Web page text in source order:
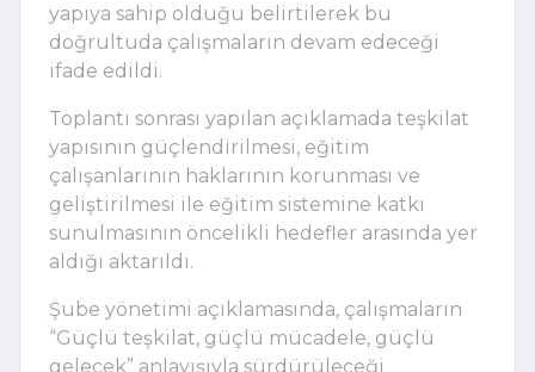
yapıya sahip olduğu belirtilerek bu
doğrultuda çalışmaların devam edeceği
ifade edildi.
Toplantı sonrası yapılan açıklamada teşkilat
yapısının güçlendirilmesi, eğitim
çalışanlarının haklarının korunması ve
geliştirilmesi ile eğitim sistemine katkı
sunulmasının öncelikli hedefler arasında yer
aldığı aktarıldı.
Şube yönetimi açıklamasında, çalışmaların
“Güçlü teşkilat, güçlü mücadele, güçlü
gelecek” anlayışıyla sürdürüleceği